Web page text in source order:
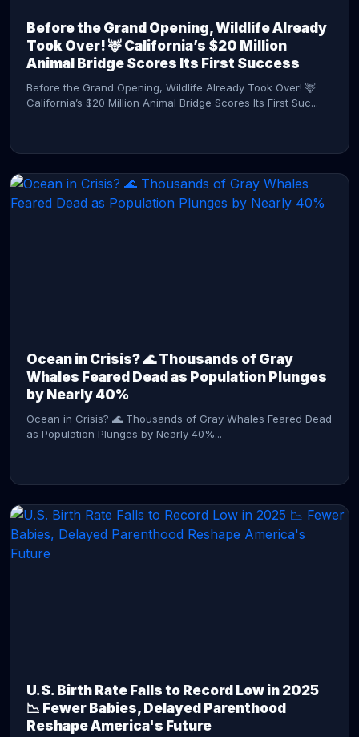
Before the Grand Opening, Wildlife Already
Took Over! 🦌 California’s $20 Million
Animal Bridge Scores Its First Success
Before the Grand Opening, Wildlife Already Took Over! 🦌
California’s $20 Million Animal Bridge Scores Its First Suc...
Ocean in Crisis? 🌊 Thousands of Gray
Whales Feared Dead as Population Plunges
by Nearly 40%
Ocean in Crisis? 🌊 Thousands of Gray Whales Feared Dead
as Population Plunges by Nearly 40%...
U.S. Birth Rate Falls to Record Low in 2025
📉 Fewer Babies, Delayed Parenthood
Reshape America's Future